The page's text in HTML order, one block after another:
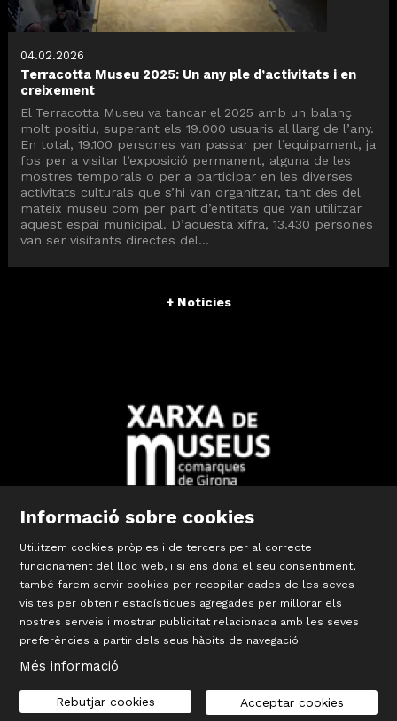
04.02.2026
Terracotta Museu 2025: Un any ple d’activitats i en
creixement
El Terracotta Museu va tancar el 2025 amb un balanç
molt positiu, superant els 19.000 usuaris al llarg de l’any.
En total, 19.100 persones van passar per l’equipament, ja
fos per a visitar l’exposició permanent, alguna de les
mostres temporals o per a participar en les diverses
activitats culturals que s’hi van organitzar, tant des del
mateix museu com per part d’entitats que van utilitzar
aquest espai municipal. D’aquesta xifra, 13.430 persones
van ser visitants directes del...
+ Notícies
Diapositiva 2 de 10: Xarxa Territorial de Museus de les
©Terracotta Museu
Sis d’octubre, 99 | La Bisbal d’Empordà
T 972 642 067
#TerracottaMuseu
Informació sobre cookies
Utilitzem cookies pròpies i de tercers per al correcte
funcionament del lloc web, i si ens dona el seu consentiment,
també farem servir cookies per recopilar dades de les seves
visites per obtenir estadístiques agregades per millorar els
nostres serveis i mostrar publicitat relacionada amb les seves
preferències a partir dels seus hàbits de navegació.
Més informació
Acceptar cookies
Rebutjar cookies